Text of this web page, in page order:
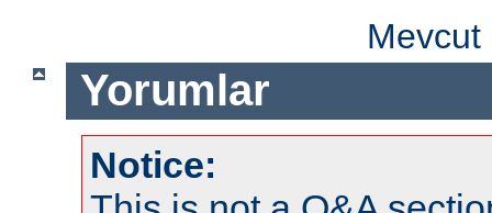
Yorumlar
Notice: